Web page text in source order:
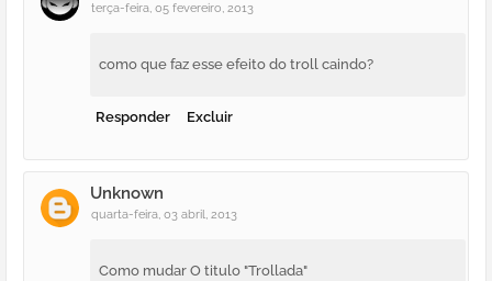
terça-feira, 05 fevereiro, 2013
como que faz esse efeito do troll caindo?
Responder Excluir
Unknown
quarta-feira, 03 abril, 2013
Como mudar O titulo "Trollada"